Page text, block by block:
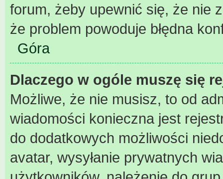
forum, żeby upewnić się, że nie
że problem powoduje błędna
Góra
Dlaczego w ogóle muszę się
Możliwe, że nie musisz, to od
wiadomości konieczna jest
do dodatkowych możliwości
avatar, wysyłanie prywatnych